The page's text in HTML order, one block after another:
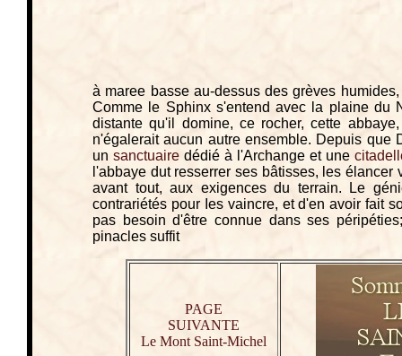
à maree basse au-dessus des grèves
Comme le Sphinx s'entend avec la plaine du
distante qu'il domine, ce rocher, cette
n'égalerait aucun autre ensemble. Depuis
un sanctuairedédié à l'Archange et une
l'abbaye dut resserrer ses bâtisses, les
avant tout, aux exigences du terrain. Le
contrariétés pour Ies vaincre, et d'en avoir fait
pas besoin d'être connue dans ses
pinacles suffit
PAGE
SUIVANTE
Le Mont Saint-Michel